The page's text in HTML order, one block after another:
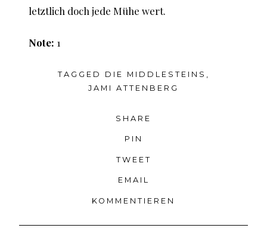
letztlich doch jede Mühe wert.
Note: 1
TAGGED DIE MIDDLESTEINS
JAMI ATTENBERG
SHARE
PIN
TWEET
EMAIL
KOMMENTIEREN